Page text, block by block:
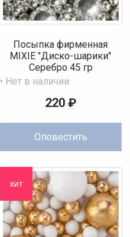
Посыпка фирменная
MIXIE "Диско-шарики"
Серебро 45 гр
• Нет в наличии
Оповестить
220 ₽
хит